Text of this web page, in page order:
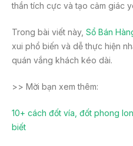
thần tích cực và tạo cảm giác
Trong bài viết này, Sổ Bán
xui phổ biến và dễ thực hiện
quán vắng khách kéo dài.
>> Mời bạn xem thêm:
10+ cách đốt vía, đốt phong
biết